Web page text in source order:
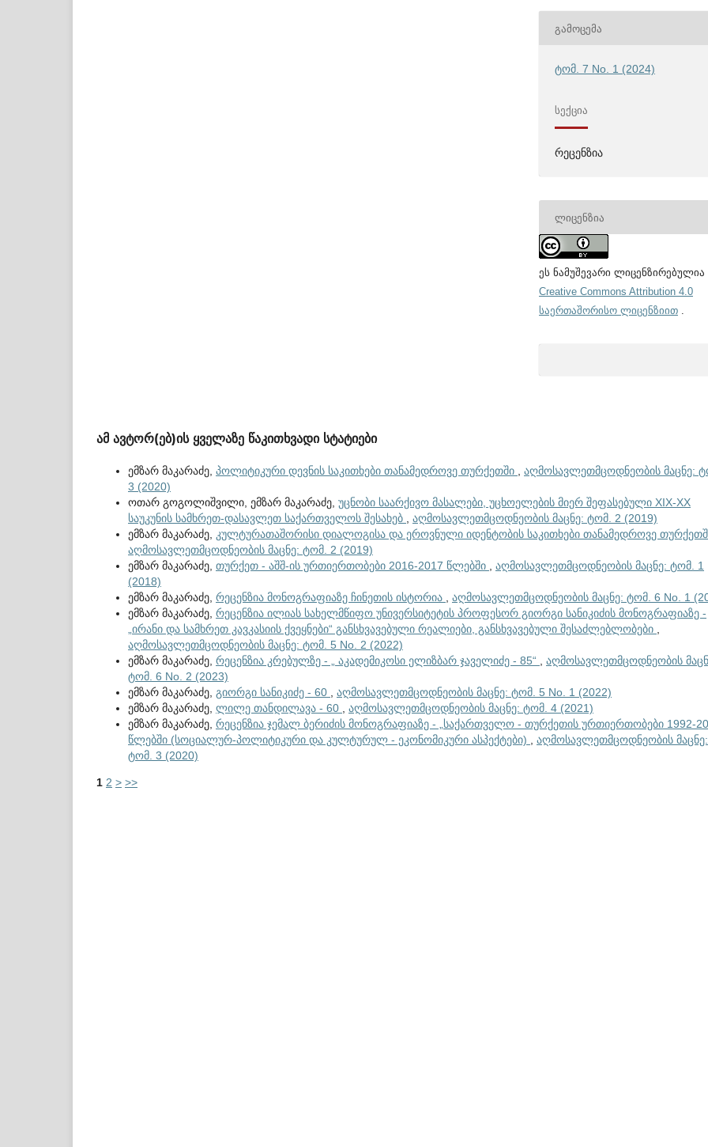
ᲒᲐᲛᲝᲪᲔᲛᲐ
ტომ. 7 No. 1 (2024)
ᲡᲔᲥᲪᲘᲐ
რეცენზია
ᲚᲘᲪᲔᲜᲖᲘᲐ
ეს ნამუშევარი ლიცენზირებულია
Creative Commons Attribution 4.0
საერთაშორისო ლიცენზიით .
ამ ავტორ(ებ)ის ყველაზე წაკითხვადი სტატიები
ემზარ მაკარაძე, პოლიტიკური დევნის საკითხები თანამედროვე თურქეთში , აღმოსავლეთმცოდნეობის მაცნე:
3 (2020)
ოთარ გოგოლიშვილი, ემზარ მაკარაძე, უცნობი საარქივო მასალები, უცხოელების მიერ შეფასებული XIX-XX
საუკუნის სამხრეთ-დასავლეთ საქართველოს შესახებ , აღმოსავლეთმცოდნეობის მაცნე: ტომ. 2 (2019)
ემზარ მაკარაძე, კულტურათაშორისი დიალოგისა და ეროვნული იდენტობის საკითხები თანამედროვე
აღმოსავლეთმცოდნეობის მაცნე: ტომ. 2 (2019)
ემზარ მაკარაძე, თურქეთ - აშშ-ის ურთიერთობები 2016-2017 წლებში , აღმოსავლეთმცოდნეობის მაცნე: ტომ. 1
(2018)
ემზარ მაკარაძე, რეცენზია მონოგრაფიაზე ჩინეთის ისტორია , აღმოსავლეთმცოდნეობის მაცნე: ტომ. 6 No. 1
ემზარ მაკარაძე, რეცენზია ილიას სახელმწიფო უნივერსიტეტის პროფესორ გიორგი სანიკიძის მონოგრაფიაზე -
„ირანი და სამხრეთ კავკასიის ქვეყნები“ განსხვავებული რეალიები, განსხვავებული შესაძლებლობები ,
აღმოსავლეთმცოდნეობის მაცნე: ტომ. 5 No. 2 (2022)
ემზარ მაკარაძე, რეცენზია კრებულზე - „ აკადემიკოსი ელიზბარ ჯაველიძე - 85“ , აღმოსავლეთმცოდნეობის
ტომ. 6 No. 2 (2023)
ემზარ მაკარაძე, გიორგი სანიკიძე - 60 , აღმოსავლეთმცოდნეობის მაცნე: ტომ. 5 No. 1 (2022)
ემზარ მაკარაძე, ლილე თანდილავა - 60 , აღმოსავლეთმცოდნეობის მაცნე: ტომ. 4 (2021)
ემზარ მაკარაძე, რეცენზია ჯემალ ბერიძის მონოგრაფიაზე - „საქართველო - თურქეთის ურთიერთობები 1992-
წლებში (სოციალურ-პოლიტიკური და კულტურულ - ეკონომიკური ასპექტები) , აღმოსავლეთმცოდნეობის მაცნე:
ტომ. 3 (2020)
1 2 > >>